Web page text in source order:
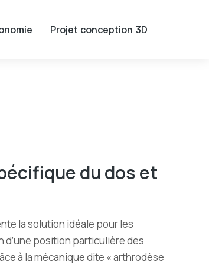
Projet conception 3D
du dos et
la solution idéale pour les
d’une position particulière des
à la mécanique dite « arthrodèse